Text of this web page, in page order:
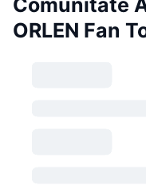
ORLEN Fan